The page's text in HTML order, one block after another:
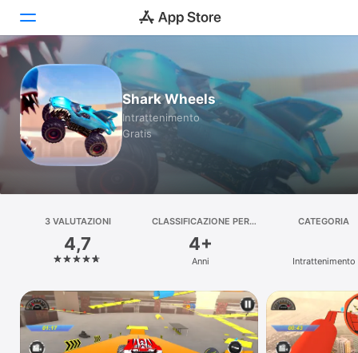
Oggi
Giochi
App
Piattaforma
iPhone
iPad
Mac
Watch
Shark Wheels
Intrattenimento
Gratis
3 VALUTAZIONI
4,7
CLASSIFICAZIONE PER
4+
Anni
CATEGORIA
Intrattenimento